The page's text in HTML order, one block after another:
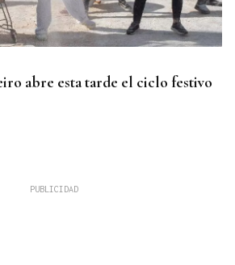
abre esta tarde el ciclo festivo